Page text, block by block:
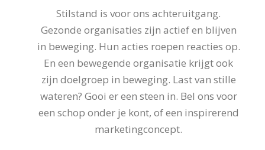
Stilstand is voor ons achteruitgang.
Gezonde organisaties zijn actief en blijven
in beweging. Hun acties roepen reacties op.
En een bewegende organisatie krijgt ook
zijn doelgroep in beweging. Last van stille
wateren? Gooi er een steen in. Bel ons voor
een schop onder je kont, of een inspirerend
marketingconcept.